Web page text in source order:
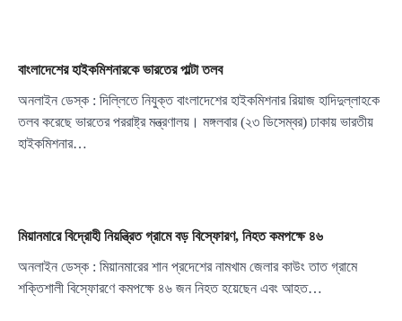
বাংলাদেশের হাইকমিশনারকে ভারতের পাল্টা তলব
অনলাইন ডেস্ক : দিল্লিতে নিযুক্ত বাংলাদেশের হাইকমিশনার রিয়াজ হাদিদুল্লাহকে
তলব করেছে ভারতের পররাষ্ট্র মন্ত্রণালয়। মঙ্গলবার (২৩ ডিসেম্বর) ঢাকায় ভারতীয়
হাইকমিশনার…
মিয়ানমারে বিদ্রোহী নিয়ন্ত্রিত গ্রামে বড় বিস্ফোরণ, নিহত কমপক্ষে ৪৬
অনলাইন ডেস্ক : মিয়ানমারের শান প্রদেশের নামখাম জেলার কাউং তাত গ্রামে
শক্তিশালী বিস্ফোরণে কমপক্ষে ৪৬ জন নিহত হয়েছেন এবং আহত…